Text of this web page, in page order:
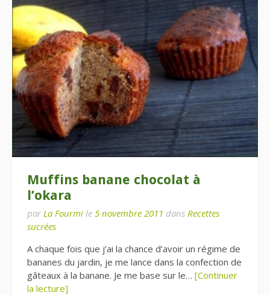
Muffins banane chocolat à
l’okara
par La Fourmi le 5 novembre 2011 dans Recettes
sucrées
A chaque fois que j’ai la chance d’avoir un régime de
bananes du jardin, je me lance dans la confection de
gâteaux à la banane. Je me base sur le… [Continuer
la lecture]